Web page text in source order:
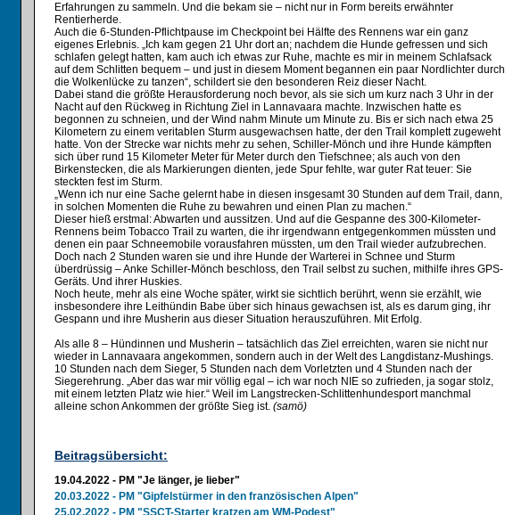
Erfahrungen zu sammeln. Und die bekam sie – nicht nur in Form bereits erwähnter
Rentierherde.
Auch die 6-Stunden-Pflichtpause im Checkpoint bei Hälfte des Rennens war ein ganz
eigenes Erlebnis. „Ich kam gegen 21 Uhr dort an; nachdem die Hunde gefressen und sich
schlafen gelegt hatten, kam auch ich etwas zur Ruhe, machte es mir in meinem Schlafsack
auf dem Schlitten bequem – und just in diesem Moment begannen ein paar Nordlichter durch
die Wolkenlücke zu tanzen“, schildert sie den besonderen Reiz dieser Nacht.
Dabei stand die größte Herausforderung noch bevor, als sie sich um kurz nach 3 Uhr in der
Nacht auf den Rückweg in Richtung Ziel in Lannavaara machte. Inzwischen hatte es
begonnen zu schneien, und der Wind nahm Minute um Minute zu. Bis er sich nach etwa 25
Kilometern zu einem veritablen Sturm ausgewachsen hatte, der den Trail komplett zugeweht
hatte. Von der Strecke war nichts mehr zu sehen, Schiller-Mönch und ihre Hunde kämpften
sich über rund 15 Kilometer Meter für Meter durch den Tiefschnee; als auch von den
Birkenstecken, die als Markierungen dienten, jede Spur fehlte, war guter Rat teuer: Sie
steckten fest im Sturm.
„Wenn ich nur eine Sache gelernt habe in diesen insgesamt 30 Stunden auf dem Trail, dann,
in solchen Momenten die Ruhe zu bewahren und einen Plan zu machen.“
Dieser hieß erstmal: Abwarten und aussitzen. Und auf die Gespanne des 300-Kilometer-
Rennens beim Tobacco Trail zu warten, die ihr irgendwann entgegenkommen müssten und
denen ein paar Schneemobile vorausfahren müssten, um den Trail wieder aufzubrechen.
Doch nach 2 Stunden waren sie und ihre Hunde der Warterei in Schnee und Sturm
überdrüssig – Anke Schiller-Mönch beschloss, den Trail selbst zu suchen, mithilfe ihres GPS-
Geräts. Und ihrer Huskies.
Noch heute, mehr als eine Woche später, wirkt sie sichtlich berührt, wenn sie erzählt, wie
insbesondere ihre Leithündin Babe über sich hinaus gewachsen ist, als es darum ging, ihr
Gespann und ihre Musherin aus dieser Situation herauszuführen. Mit Erfolg.
Als alle 8 – Hündinnen und Musherin – tatsächlich das Ziel erreichten, waren sie nicht nur
wieder in Lannavaara angekommen, sondern auch in der Welt des Langdistanz-Mushings.
10 Stunden nach dem Sieger, 5 Stunden nach dem Vorletzten und 4 Stunden nach der
Siegerehrung. „Aber das war mir völlig egal – ich war noch NIE so zufrieden, ja sogar stolz,
mit einem letzten Platz wie hier.“ Weil im Langstrecken-Schlittenhundesport manchmal
alleine schon Ankommen der größte Sieg ist. (samö)
Beitragsübersicht:
19.04.2022 - PM "Je länger, je lieber"
20.03.2022 - PM "Gipfelstürmer in den französischen Alpen"
25.02.2022 - PM "SSCT-Starter kratzen am WM-Podest"